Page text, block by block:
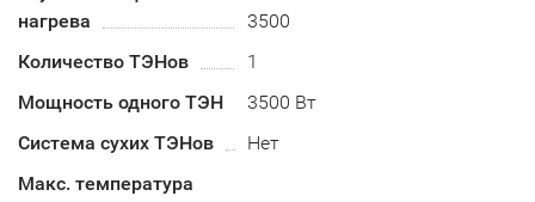
нагрева
3500
Количество ТЭНов
1
Мощность одного ТЭН
3500 Вт
Система сухих ТЭНов
Нет
Макс. температура